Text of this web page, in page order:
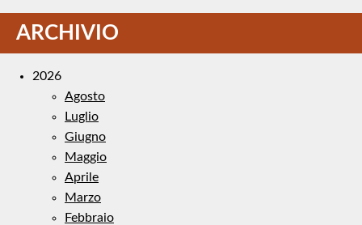
ARCHIVIO
2026
Agosto
Luglio
Giugno
Maggio
Aprile
Marzo
Febbraio